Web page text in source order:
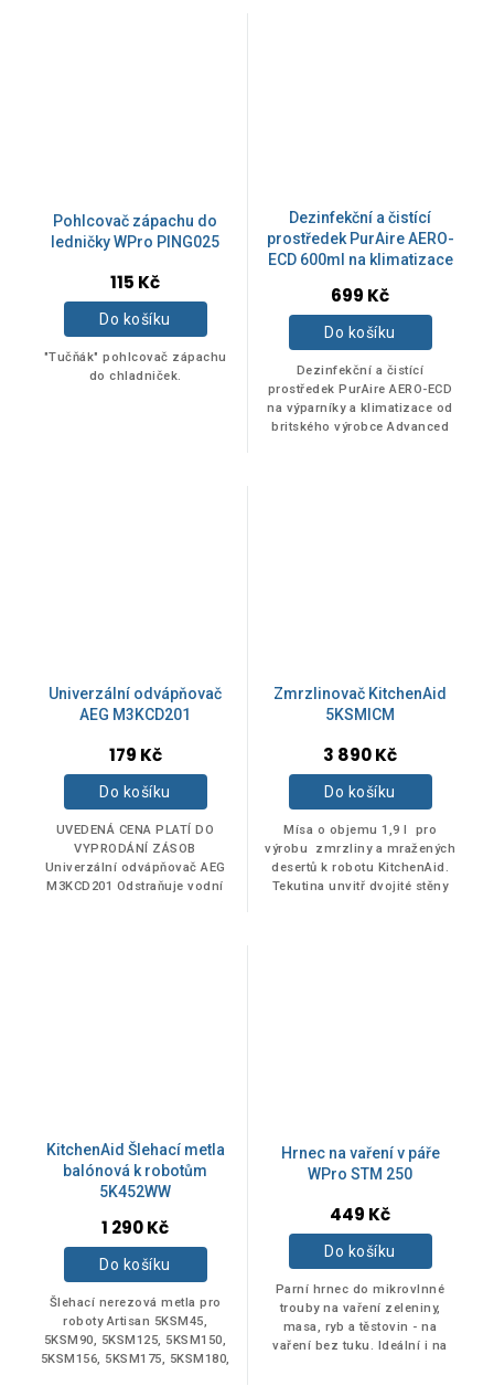
Na skladě
Akce 0
Pohlcovač zápachu do
ledničky WPro PING025
115 Kč
Do košíku
"Tučňák" pohlcovač zápachu
do chladniček.
Dezinfekční a čistící
prostředek PurAire AERO-
ECD 600ml na klimatizace
699 Kč
Do košíku
Dezinfekční a čistící
prostředek PurAire AERO-ECD
na výparníky a klimatizace od
britského výrobce Advanced
Univerzální odvápňovač
AEG M3KCD201
179 Kč
Do košíku
UVEDENÁ CENA PLATÍ DO
VYPRODÁNÍ ZÁSOB
Univerzální odvápňovač AEG
M3KCD201 Odstraňuje vodní
Zmrzlinovač KitchenAid
5KSMICM
3 890 Kč
Do košíku
Mísa o objemu 1,9 l pro
výrobu zmrzliny a mražených
desertů k robotu KitchenAid.
Tekutina unvitř dvojité stěny
KitchenAid Šlehací metla
balónová k robotům
5K452WW
1 290 Kč
Do košíku
Šlehací nerezová metla pro
roboty Artisan 5KSM45,
5KSM90, 5KSM125, 5KSM150,
5KSM156, 5KSM175, 5KSM180,
Hrnec na vaření v páře
WPro STM 250
449 Kč
Do košíku
Parní hrnec do mikrovlnné
trouby na vaření zeleniny,
masa, ryb a těstovin - na
vaření bez tuku. Ideální i na